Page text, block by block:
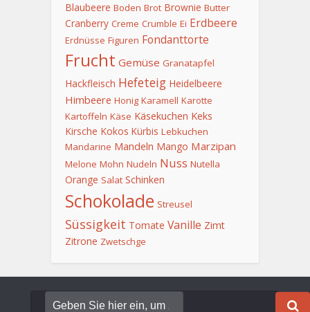
Blaubeere Boden Brot Brownie Butter
Cranberry Creme Crumble Ei Erdbeere
Erdnüsse Figuren Fondanttorte
Frucht Gemüse Granatapfel
Hackfleisch Hefeteig Heidelbeere
Himbeere Honig Karamell Karotte
Kartoffeln Käse Käsekuchen Keks
Kirsche Kokos Kürbis Lebkuchen
Mandarine Mandeln Mango Marzipan
Melone Mohn Nudeln Nuss Nutella
Orange Salat Schinken
Schokolade Streusel
Süssigkeit Tomate Vanille Zimt
Zitrone Zwetschge